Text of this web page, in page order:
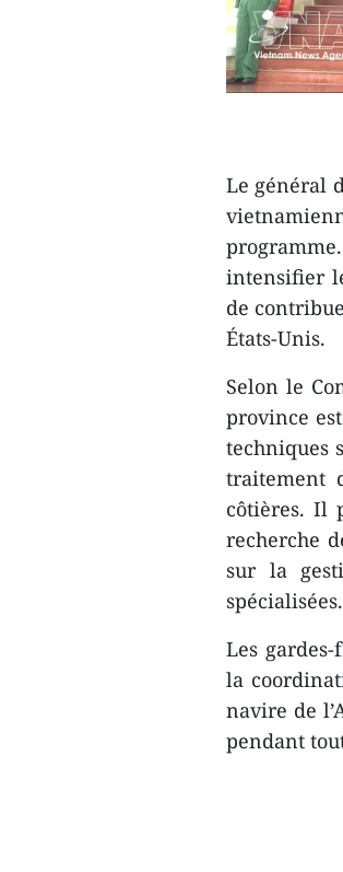
Le général
intensifier
de
États-Unis.
Selon le
province
techniques
traitement
côtières. Il
recherche
sur la
spécialisées.
Les
la
navire de
pendant